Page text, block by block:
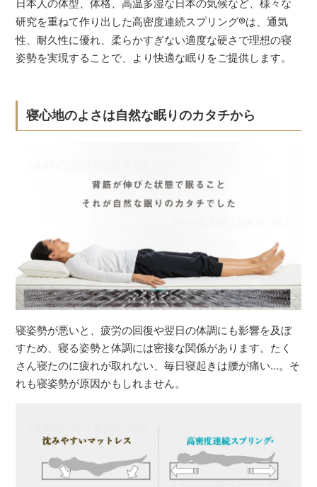
日本人の体型、体格、高温多湿な日本の気候など、様々な
研究を重ねて作り出した高密度連続スプリング®は、通気
性、耐久性に優れ、柔らかすぎない適度な硬さで理想の寝
姿勢を実現することで、より快適な眠りをご提供します。
寝心地のよさは自然な眠りのカタチから
寝姿勢が悪いと、疲労の回復や翌日の体調にも影響を及ぼ
すため、寝る姿勢と体調には密接な関係があります。たく
さん寝たのに疲れが取れない、毎日寝起きは腰が痛い…。そ
れも寝姿勢が原因かもしれません。